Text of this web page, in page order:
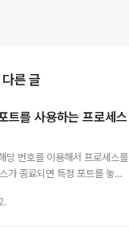
른 글
를 사용하는 프로세스
당 번호를 이용해서 프로세스를
가 종료되면 특정 포트를 놓아
를 사용하는 프로세스를 검색